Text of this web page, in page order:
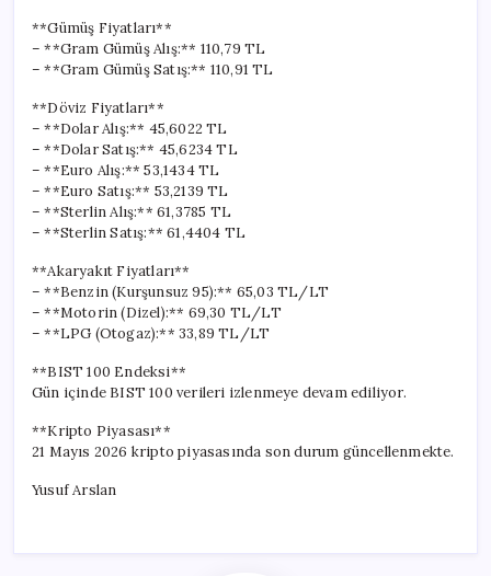
**Gümüş Fiyatları**
– **Gram Gümüş Alış:** 110,79 TL
– **Gram Gümüş Satış:** 110,91 TL
**Döviz Fiyatları**
– **Dolar Alış:** 45,6022 TL
– **Dolar Satış:** 45,6234 TL
– **Euro Alış:** 53,1434 TL
– **Euro Satış:** 53,2139 TL
– **Sterlin Alış:** 61,3785 TL
– **Sterlin Satış:** 61,4404 TL
**Akaryakıt Fiyatları**
– **Benzin (Kurşunsuz 95):** 65,03 TL/LT
– **Motorin (Dizel):** 69,30 TL/LT
– **LPG (Otogaz):** 33,89 TL/LT
**BIST 100 Endeksi**
Gün içinde BIST 100 verileri izlenmeye devam ediliyor.
**Kripto Piyasası**
21 Mayıs 2026 kripto piyasasında son durum güncellenmekte.
Yusuf Arslan